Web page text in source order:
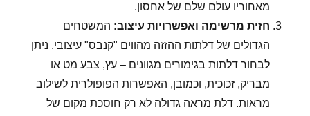
מאחוריו עולם שלם של אחסון.
חזית מרשימה ואפשרויות עיצוב: המשטחים
הגדולים של דלתות ההזזה מהווים "קנבס" עיצובי. ניתן
לבחור דלתות בגימורים מגוונים – עץ, צבע מט או
מבריק, זכוכית, וכמובן, האפשרות הפופולרית לשילוב
מראות. דלת מראה גדולה לא רק חוסכת מקום של